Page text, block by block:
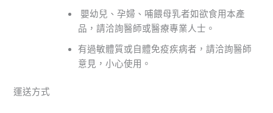
嬰幼兒、孕婦、哺餵母乳者如欲食用本產
品，請洽詢醫師或醫療專業人士。
有過敏體質或自體免疫疾病者，請洽詢醫師
意見，小心使用。
運送方式